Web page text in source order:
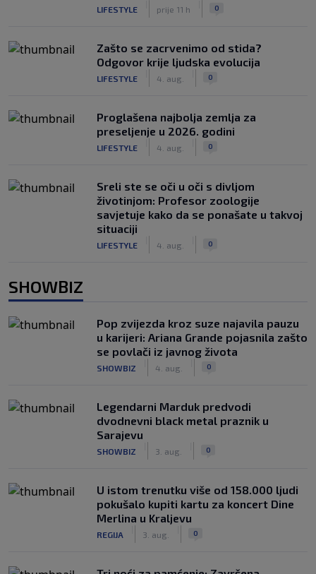
LIFESTYLE prije 11 h 0
Zašto se zacrvenimo od stida?
Odgovor krije ljudska evolucija
LIFESTYLE 4. aug. 0
Proglašena najbolja zemlja za
preseljenje u 2026. godini
LIFESTYLE 4. aug. 0
Sreli ste se oči u oči s divljom
životinjom: Profesor zoologije
savjetuje kako da se ponašate u takvoj
situaciji
LIFESTYLE 4. aug. 0
SHOWBIZ
Pop zvijezda kroz suze najavila pauzu
u karijeri: Ariana Grande pojasnila zašto
se povlači iz javnog života
SHOWBIZ 4. aug. 0
Legendarni Marduk predvodi
dvodnevni black metal praznik u
Sarajevu
SHOWBIZ 3. aug. 0
U istom trenutku više od 158.000 ljudi
pokušalo kupiti kartu za koncert Dine
Merlina u Kraljevu
REGIJA 3. aug. 0